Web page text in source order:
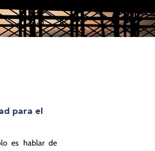
para el
es hablar de